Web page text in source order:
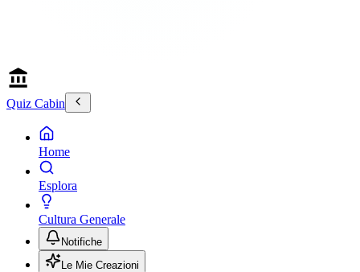
Quiz Cabin
Home
Esplora
Cultura Generale
Notifiche
Le Mie Creazioni